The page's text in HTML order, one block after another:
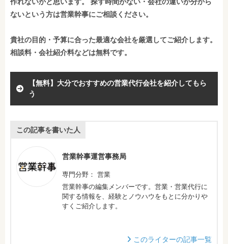
ないという方は営業幹事にご相談ください。
貴社の目的・予算に合った最適な会社を厳選してご紹介します。
相談料・会社紹介料などは無料です。
【無料】大分でおすすめの営業代行会社を紹介してもら
う
この記事を書いた人
営業幹事運営事務局
専門分野： 営業
営業幹事の編集メンバーです。営業・営業代行に
関する情報を、経験とノウハウをもとに分かりや
すくご紹介します。
このライターの記事一覧